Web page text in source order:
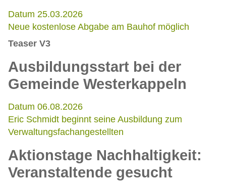
Datum 25.03.2026
Neue kostenlose Abgabe am Bauhof möglich
Teaser V3
Ausbildungsstart bei der
Gemeinde Westerkappeln
Datum 06.08.2026
Eric Schmidt beginnt seine Ausbildung zum
Verwaltungsfachangestellten
Aktionstage Nachhaltigkeit:
Veranstaltende gesucht